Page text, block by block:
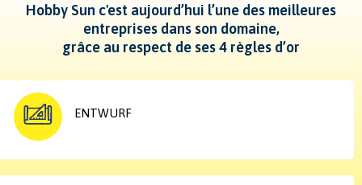
Hobby Sun c'est aujourd’hui l’une des meilleures
entreprises dans son domaine,
grâce au respect de ses 4 règles d’or
ENTWURF